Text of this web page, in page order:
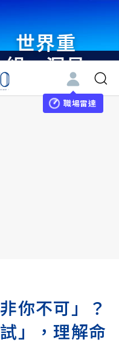
世界重
組・洞見
未來 與
世界領袖
職場雷達
你不可」？
」，理解命